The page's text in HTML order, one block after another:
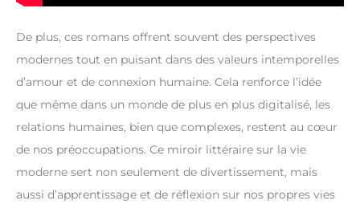
De plus, ces romans offrent souvent des perspectives
modernes tout en puisant dans des valeurs intemporelles
d’amour et de connexion humaine. Cela renforce l’idée
que même dans un monde de plus en plus digitalisé, les
relations humaines, bien que complexes, restent au cœur
de nos préoccupations. Ce miroir littéraire sur la vie
moderne sert non seulement de divertissement, mais
aussi d’apprentissage et de réflexion sur nos propres vies